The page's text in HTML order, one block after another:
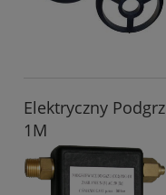
Elektryczny
1M